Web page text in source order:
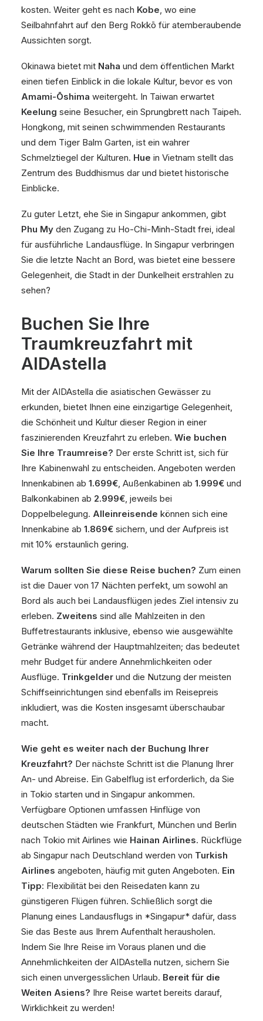
kosten. Weiter geht es nach Kobe, wo eine
Seilbahnfahrt auf den Berg Rokkō für atemberaubende
Aussichten sorgt.
Okinawa bietet mit Naha und dem öffentlichen Markt
einen tiefen Einblick in die lokale Kultur, bevor es von
Amami-Ōshima weitergeht. In Taiwan erwartet
Keelung seine Besucher, ein Sprungbrett nach Taipeh.
Hongkong, mit seinen schwimmenden Restaurants
und dem Tiger Balm Garten, ist ein wahrer
Schmelztiegel der Kulturen. Hue in Vietnam stellt das
Zentrum des Buddhismus dar und bietet historische
Einblicke.
Zu guter Letzt, ehe Sie in Singapur ankommen, gibt
Phu My den Zugang zu Ho-Chi-Minh-Stadt frei, ideal
für ausführliche Landausflüge. In Singapur verbringen
Sie die letzte Nacht an Bord, was bietet eine bessere
Gelegenheit, die Stadt in der Dunkelheit erstrahlen zu
sehen?
Buchen Sie Ihre
Traumkreuzfahrt mit
AIDAstella
Mit der AIDAstella die asiatischen Gewässer zu
erkunden, bietet Ihnen eine einzigartige Gelegenheit,
die Schönheit und Kultur dieser Region in einer
faszinierenden Kreuzfahrt zu erleben. Wie buchen
Sie Ihre Traumreise? Der erste Schritt ist, sich für
Ihre Kabinenwahl zu entscheiden. Angeboten werden
Innenkabinen ab 1.699€, Außenkabinen ab 1.999€ und
Balkonkabinen ab 2.999€, jeweils bei
Doppelbelegung. Alleinreisende können sich eine
Innenkabine ab 1.869€ sichern, und der Aufpreis ist
mit 10% erstaunlich gering.
Warum sollten Sie diese Reise buchen? Zum einen
ist die Dauer von 17 Nächten perfekt, um sowohl an
Bord als auch bei Landausflügen jedes Ziel intensiv zu
erleben. Zweitens sind alle Mahlzeiten in den
Buffetrestaurants inklusive, ebenso wie ausgewählte
Getränke während der Hauptmahlzeiten; das bedeutet
mehr Budget für andere Annehmlichkeiten oder
Ausflüge. Trinkgelder und die Nutzung der meisten
Schiffseinrichtungen sind ebenfalls im Reisepreis
inkludiert, was die Kosten insgesamt überschaubar
macht.
Wie geht es weiter nach der Buchung Ihrer
Kreuzfahrt? Der nächste Schritt ist die Planung Ihrer
An- und Abreise. Ein Gabelflug ist erforderlich, da Sie
in Tokio starten und in Singapur ankommen.
Verfügbare Optionen umfassen Hinflüge von
deutschen Städten wie Frankfurt, München und Berlin
nach Tokio mit Airlines wie Hainan Airlines. Rückflüge
ab Singapur nach Deutschland werden von Turkish
Airlines angeboten, häufig mit guten Angeboten. Ein
Tipp: Flexibilität bei den Reisedaten kann zu
günstigeren Flügen führen. Schließlich sorgt die
Planung eines Landausflugs in *Singapur* dafür, dass
Sie das Beste aus Ihrem Aufenthalt herausholen.
Indem Sie Ihre Reise im Voraus planen und die
Annehmlichkeiten der AIDAstella nutzen, sichern Sie
sich einen unvergesslichen Urlaub. Bereit für die
Weiten Asiens? Ihre Reise wartet bereits darauf,
Wirklichkeit zu werden!